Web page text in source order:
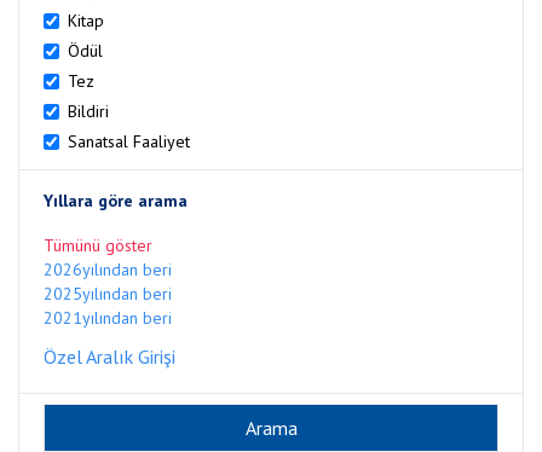
Kitap
Ödül
Tez
Bildiri
Sanatsal Faaliyet
Yıllara göre arama
Tümünü göster
2026yılından beri
2025yılından beri
2021yılından beri
Özel Aralık Girişi